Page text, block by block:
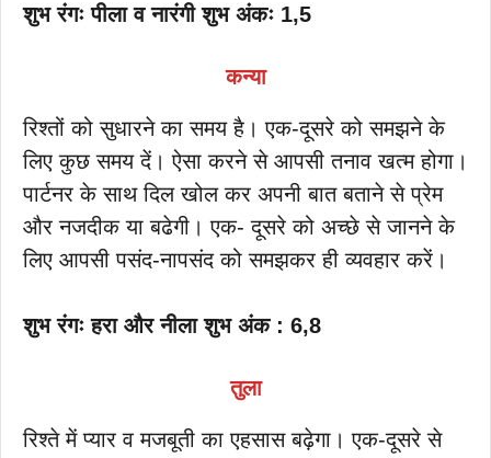
शुभ रंगः पीला व नारंगी शुभ अंकः 1,5
कन्या
रिश्तों को सुधारने का समय है। एक-दूसरे को समझने के
लिए कुछ समय दें। ऐसा करने से आपसी तनाव खत्म होगा।
पार्टनर के साथ दिल खोल कर अपनी बात बताने से प्रेम
और नजदीक या बढेगी। एक- दूसरे को अच्छे से जानने के
लिए आपसी पसंद-नापसंद को समझकर ही व्यवहार करें।
शुभ रंगः हरा और नीला शुभ अंक : 6,8
तुला
रिश्ते में प्यार व मजबूती का एहसास बढ़ेगा। एक-दूसरे से